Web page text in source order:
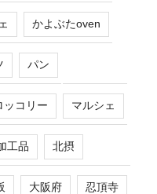
かよぶたoven
パン
ッコリー マルシェ
工品 北摂
大阪府 忍頂寺